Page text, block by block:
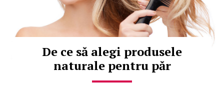
De ce să alegi produsele
naturale pentru păr